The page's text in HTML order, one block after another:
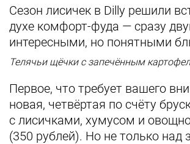
Сезон лисичек в Dilly решили
духе комфорт-фуда — сразу
интересными, но понятными
Телячьи щёчки с запечённым
Первое, что требует вашего
новая, четвёртая по счёту
с лисичками, хумусом и
(350 рублей). Но не только над